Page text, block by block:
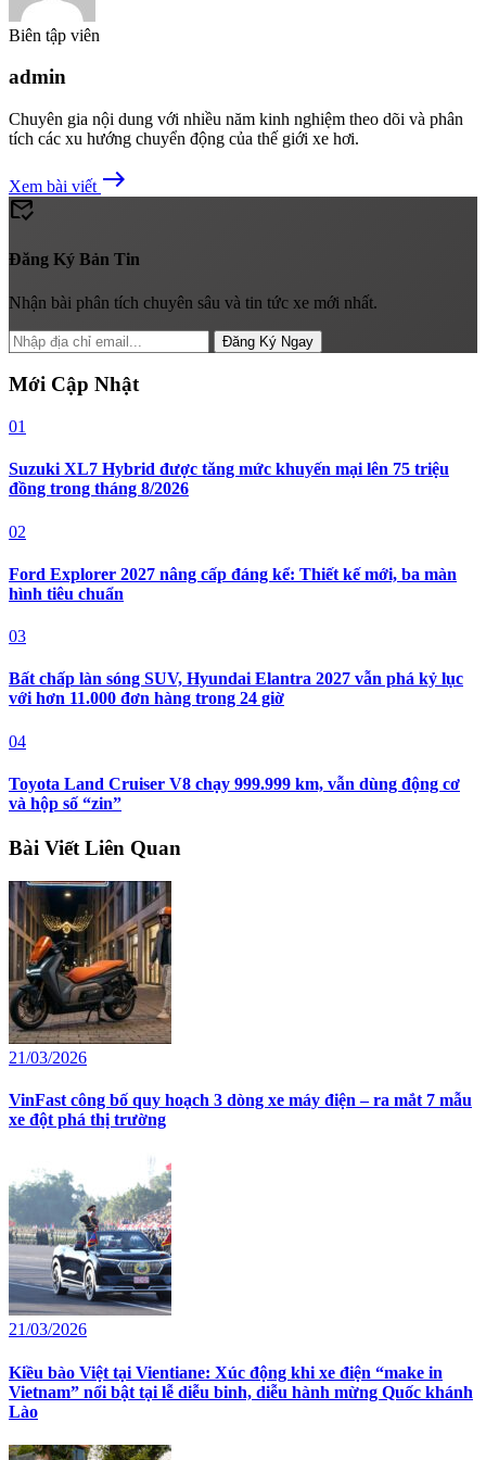
Biên tập viên
admin
Chuyên gia nội dung với nhiều năm kinh nghiệm theo dõi và phân
tích các xu hướng chuyển động của thế giới xe hơi.
Xem bài viết east
mark_email_read
Đăng Ký Bản Tin
Nhận bài phân tích chuyên sâu và tin tức xe mới nhất.
Đăng Ký Ngay
Mới Cập Nhật
01
Suzuki XL7 Hybrid được tăng mức khuyến mại lên 75 triệu
đồng trong tháng 8/2026
02
Ford Explorer 2027 nâng cấp đáng kể: Thiết kế mới, ba màn
hình tiêu chuẩn
03
Bất chấp làn sóng SUV, Hyundai Elantra 2027 vẫn phá kỷ lục
với hơn 11.000 đơn hàng trong 24 giờ
04
Toyota Land Cruiser V8 chạy 999.999 km, vẫn dùng động cơ
và hộp số “zin”
Bài Viết Liên Quan
21/03/2026
VinFast công bố quy hoạch 3 dòng xe máy điện – ra mắt 7 mẫu
xe đột phá thị trường
21/03/2026
Kiều bào Việt tại Vientiane: Xúc động khi xe điện “make in
Vietnam” nổi bật tại lễ diễu binh, diễu hành mừng Quốc khánh
Lào